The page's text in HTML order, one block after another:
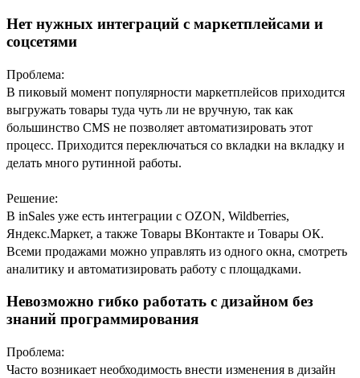
Нет нужных интеграций с маркетплейсами и
соцсетями
Проблема:
В пиковый момент популярности маркетплейсов приходится
выгружать товары туда чуть ли не вручную, так как
большинство CMS не позволяет автоматизировать этот
процесс. Приходится переключаться со вкладки на вкладку и
делать много рутинной работы.
Решение:
В inSales уже есть интеграции с OZON, Wildberries,
Яндекс.Маркет, а также Товары ВКонтакте и Товары ОК.
Всеми продажами можно управлять из одного окна, смотреть
аналитику и автоматизировать работу с площадками.
Невозможно гибко работать с дизайном без
знаний программирования
Проблема:
Часто возникает необходимость внести изменения в дизайн